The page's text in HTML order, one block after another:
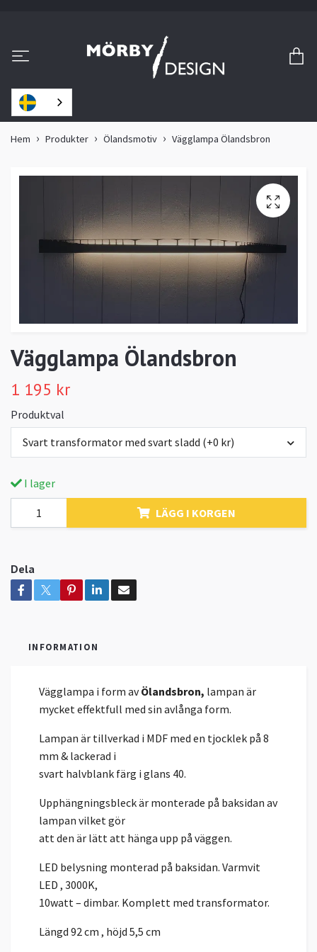
Hem Produkter Ölandsmotiv Vägglampa Ölandsbron
Vägglampa Ölandsbron
1 195 kr
Produktval
Svart transformator med svart sladd (+0 kr)
I lager
LÄGG I KORGEN
Dela
INFORMATION
Vägglampa i form avÖlandsbron, lampan är
mycket effektfull med sin avlånga form.
Lampan är tillverkad i MDF med en tjocklek på 8
mm & lackerad i
svart halvblank färg i glans 40.
Upphängningsbleck är monterade på baksidan av
lampan vilket gör
att den är lätt att hänga upp på väggen.
LED belysning monterad på baksidan. Varmvit
LED , 3000K,
10watt – dimbar. Komplett med transformator.
Längd 92 cm , höjd 5,5 cm